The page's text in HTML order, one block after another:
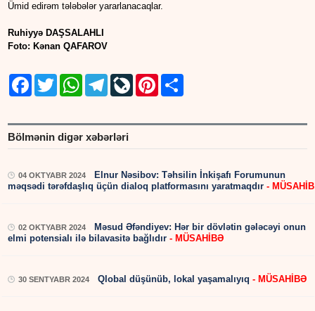
Ümid edirəm tələbələr yararlanacaqlar.
Ruhiyyə DAŞSALAHLI
Foto: Kənan QAFAROV
FacebookTwitter WhatsAppTelegramLiveJournal
Pinterest
Bölmənin digər xəbərləri
04 OKTYABR 2024
Elnur Nəsibov: Təhsilin İnkişafı Forumunun
məqsədi tərəfdaşlıq üçün dialoq platformasını yaratmaqdır-
02 OKTYABR 2024
Məsud Əfəndiyev: Hər bir dövlətin gələcəyi onun
elmi potensialı ilə bilavasitə bağlıdır- MÜSAHİBƏ
30 SENTYABR 2024 Qlobal düşünüb, lokal yaşamalıyıq- MÜSAHİBƏ